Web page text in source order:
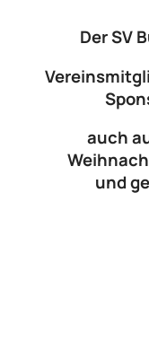
Der SV
auch
und